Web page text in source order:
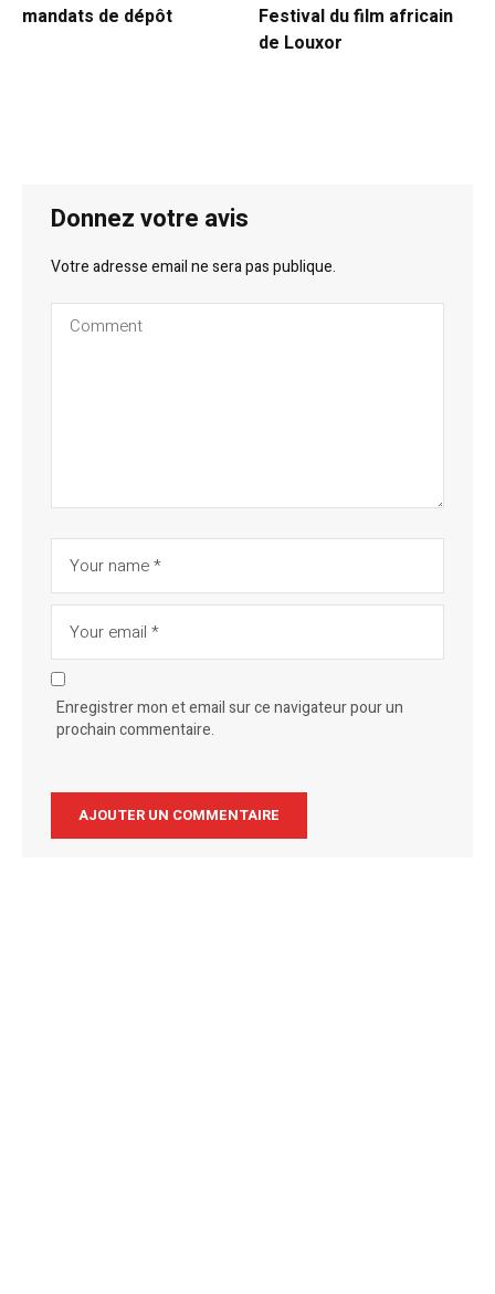
mandats de dépôt
Festival du film africain
de Louxor
Donnez votre avis
Votre adresse email ne sera pas publique.
Enregistrer mon et email sur ce navigateur pour un
prochain commentaire.